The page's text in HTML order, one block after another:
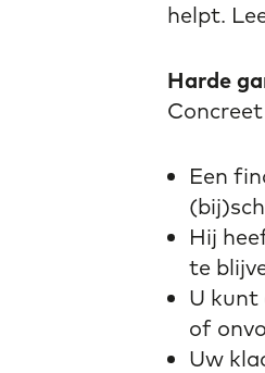
helpt.
Harde
Een
Hij
te
U kunt
of
Uw